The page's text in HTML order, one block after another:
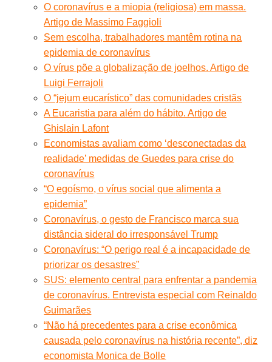
O coronavírus e a miopia (religiosa) em massa.
Artigo de Massimo Faggioli
Sem escolha, trabalhadores mantêm rotina na
epidemia de coronavírus
O vírus põe a globalização de joelhos. Artigo de
Luigi Ferrajoli
O “jejum eucarístico” das comunidades cristãs
A Eucaristia para além do hábito. Artigo de
Ghislain Lafont
Economistas avaliam como ‘desconectadas da
realidade’ medidas de Guedes para crise do
coronavírus
“O egoísmo, o vírus social que alimenta a
epidemia”
Coronavírus, o gesto de Francisco marca sua
distância sideral do irresponsável Trump
Coronavírus: “O perigo real é a incapacidade de
priorizar os desastres”
SUS: elemento central para enfrentar a pandemia
de coronavírus. Entrevista especial com Reinaldo
Guimarães
“Não há precedentes para a crise econômica
causada pelo coronavírus na história recente”, diz
economista Monica de Bolle